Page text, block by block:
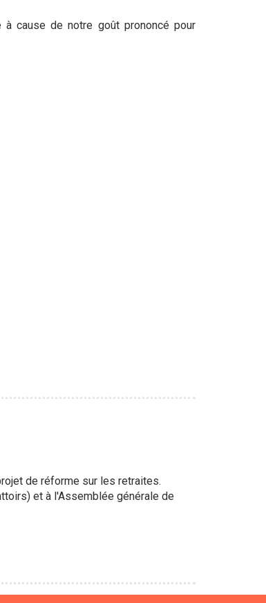
cause de notre goût prononcé pour
de réforme sur les retraites.
et à l'Assemblée générale de